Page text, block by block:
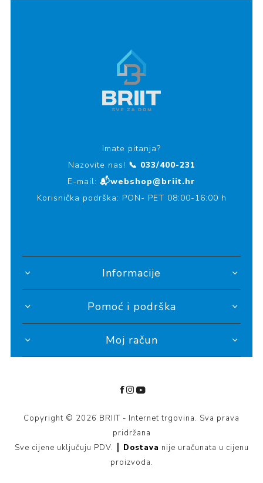
Imate pitanja?
Nazovite nas! 📞 033/400-231
E-mail: 📬webshop@briit.hr
Korisnička podrška: PON- PET 08:00-16:00 h
Informacije
Pomoć i podrška
Moj račun
Copyright © 2026 BRIIT - Internet trgovina. Sva prava
pridržana
Sve cijene uključuju PDV. ┃ Dostava nije uračunata u cijenu
proizvoda.